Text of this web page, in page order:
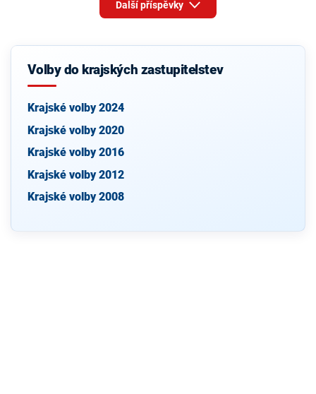
Další příspěvky
Volby do krajských zastupitelstev
Krajské volby 2024
Krajské volby 2020
Krajské volby 2016
Krajské volby 2012
Krajské volby 2008